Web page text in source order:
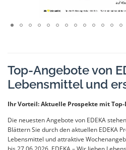
Top-Angebote von
Lebensmittel und
Ihr Vorteil: Aktuelle Prospekte mit Top-
Die neuesten Angebote von EDEKA
Blättern Sie durch den aktuellen EDEKA
Lebensmittel und attraktive